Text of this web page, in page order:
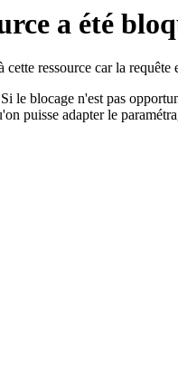
a été
ressource car la requête
le blocage n'est pas
puisse adapter le